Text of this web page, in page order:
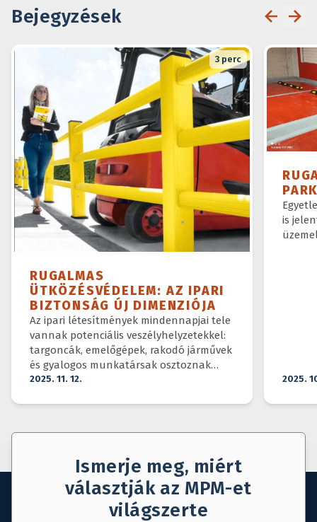
Bejegyzések
3 perc
RUGALMAS
ÜTKÖZÉSVÉDELEM: AZ IPARI
BIZTONSÁG ÚJ DIMENZIÓJA
Az ipari létesítmények mindennapjai tele
vannak potenciális veszélyhelyzetekkel:
targoncák, emelőgépek, rakodó járművek
és gyalogos munkatársak osztoznak
ugyanazon a téren.
2025. 11. 12.
is
2025.
Ismerje meg, miért
választják az MPM-et
világszerte